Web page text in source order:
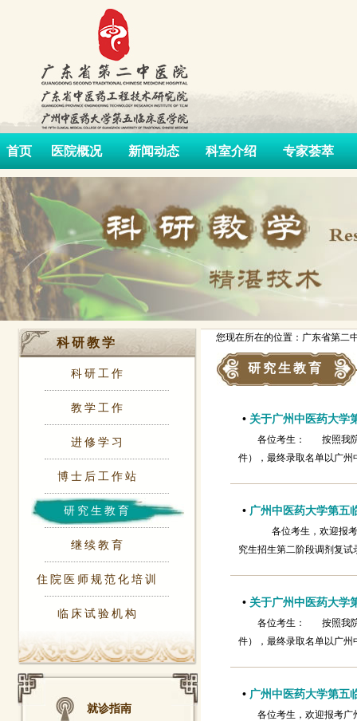
首页 医院概况 新闻动态 科室介绍 专家荟萃
科研教学
科研工作
教学工作
进修学习
博士后工作站
研究生教育
继续教育
住院医师规范化培训
临床试验机构
就诊指南
您现在所在的位置：广东省第二
研究生教育
• 关于广州中医药大学
各位考生： 按照我院
件），最终录取名单以广
• 广州中医药大学第五
各位考生，欢迎报考
究生招生第二阶段调剂复
• 关于广州中医药大学
各位考生： 按照我院
件），最终录取名单以广
• 广州中医药大学第五
各位考生，欢迎报考广